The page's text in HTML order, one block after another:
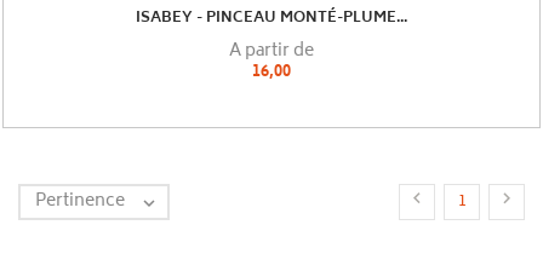
ISABEY - PINCEAU MONTÉ-PLUME...
A partir de
16,00
Pertinence   1 